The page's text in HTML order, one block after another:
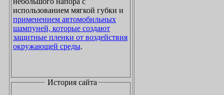
использованием мягкой губки и
применением автомобильных
шампуней, которые создают
защитные пленки от воздействия
окружающей среды.
История сайта